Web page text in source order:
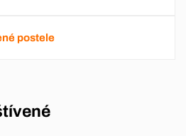
postele